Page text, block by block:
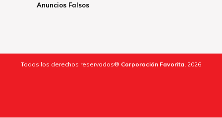
Anuncios Falsos
Todos los derechos reservados® Corporación Favorita. 2026